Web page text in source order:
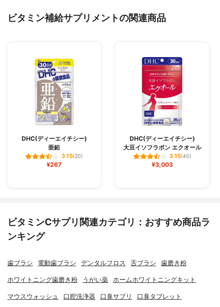
ビタミン補給サプリメントの関連商品
DHC(ディーエイチシー)
亜鉛
3.15(20)
¥267
DHC(ディーエイチシー)
大豆イソフラボン エクオール
3.15(40)
¥3,003
ビタミンCサプリ関連カテゴリ：おすすめ商品ラ
ンキング
歯ブラシ 電動歯ブラシ デンタルフロス 舌ブラシ 歯磨き粉
ホワイトニング歯磨き粉 うがい薬 ホームホワイトニングキット
マウスウォッシュ 口腔洗浄器 口臭サプリ 口臭タブレット